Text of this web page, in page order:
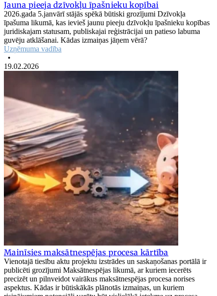
Jauna pieeja dzīvokļu īpašnieku kopībai
2026.gada 5.janvārī stājās spēkā būtiski grozījumi Dzīvokļa
īpašuma likumā, kas ievieš jaunu pieeju dzīvokļu īpašnieku kopības
juridiskajam statusam, publiskajai reģistrācijai un patieso labuma
guvēju atklāšanai. Kādas izmaiņas jāņem vērā?
Uzņēmuma vadība
•
19.02.2026
Mainīsies maksātnespējas procesa kārtība
Vienotajā tiesību aktu projektu izstrādes un saskaņošanas portālā ir
publicēti grozījumi Maksātnespējas likumā, ar kuriem iecerēts
precizēt un pilnveidot vairākus maksātnespējas procesa norises
aspektus. Kādas ir būtiskākās plānotās izmaiņas, un kuriem